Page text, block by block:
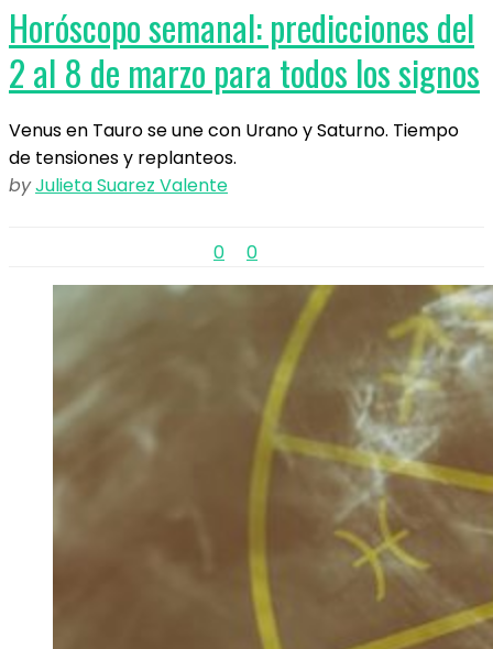
Horóscopo semanal: predicciones del
2 al 8 de marzo para todos los signos
Venus en Tauro se une con Urano y Saturno. Tiempo
de tensiones y replanteos.
byJulieta Suarez Valente
0 0